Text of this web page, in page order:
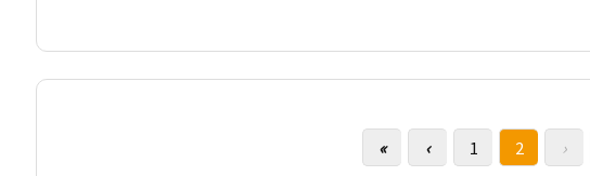
« ‹ 1 2 ›